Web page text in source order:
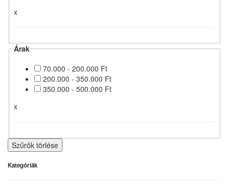
x
Árak
70.000 - 200.000 Ft
200.000 - 350.000 Ft
350.000 - 500.000 Ft
x
Szűrők törlése
Kategóriák